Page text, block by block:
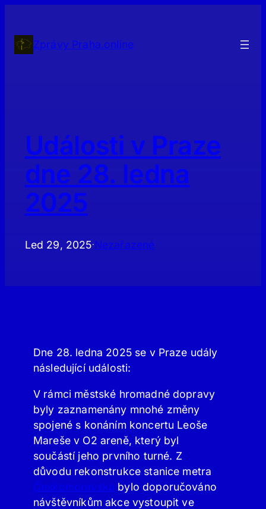
obsahZprávy Praha.online
Události v Praze
dne 28. ledna
2025
Led 29, 2025·Nezařazené
Dne 28. ledna 2025 se v Praze udály
následující události:
V rámci městské hromadné dopravy
byly zaznamenány mnohé změny
spojené s konáním koncertu Leoše
Mareše v O2 areně, který byl
součástí jeho prvního turné. Z
důvodu rekonstrukce stanice metra
Českomoravská bylo doporučováno
návštěvníkům akce vystoupit ve